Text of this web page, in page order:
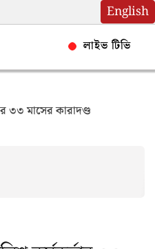
English
লাইভ টিভি
৩৩ মাসের কারাদণ্ড